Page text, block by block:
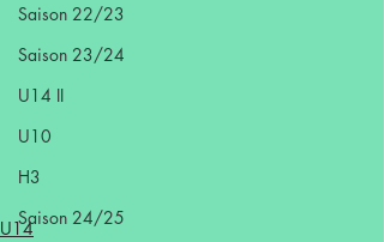
Saison 22/23
Saison 23/24
U14 II
U10
H3
Saison 24/25
U14